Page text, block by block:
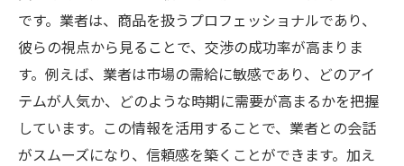
です。業者は、商品を扱うプロフェッショナルであり、
彼らの視点から見ることで、交渉の成功率が高まりま
す。例えば、業者は市場の需給に敏感であり、どのアイ
テムが人気か、どのような時期に需要が高まるかを把握
しています。この情報を活用することで、業者との会話
がスムーズになり、信頼感を築くことができます。加え